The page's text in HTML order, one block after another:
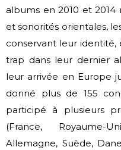
albums en 2010 et
et sonorités orientales,
conservant leur identité,
trap dans leur dernier
leur arrivée en Europe
donné plus de 155
participé à plusieurs
(France, Royaume-
Allemagne, Suède,